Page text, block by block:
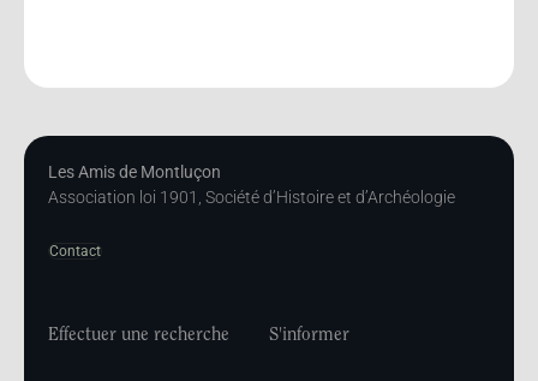
Les Amis de Montluçon
Association loi 1901, Société d’Histoire et d’Archéologie
Contact
Effectuer une recherche S'informer